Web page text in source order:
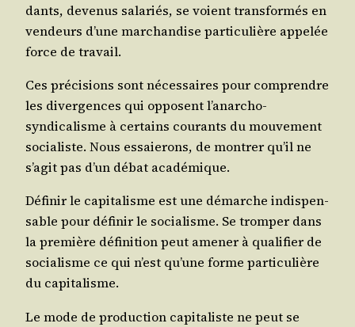
dants, deve­nus sala­riés, se voient trans­for­més en
ven­deurs d’une mar­chan­dise par­ti­cu­lière appe­lée
force de travail.
Ces pré­ci­sions sont néces­saires pour com­prendre
les diver­gences qui opposent l’anarcho-
syndicalisme à cer­tains cou­rants du mou­ve­ment
socia­liste. Nous essaie­rons, de mon­trer qu’il ne
s’agit pas d’un débat académique.
Défi­nir le capi­ta­lisme est une démarche indis­pen­
sable pour défi­nir le socia­lisme. Se trom­per dans
la pre­mière défi­ni­tion peut ame­ner à qua­li­fier de
socia­lisme ce qui n’est qu’une forme par­ti­cu­lière
du capitalisme.
Le mode de pro­duc­tion capi­ta­liste ne peut se